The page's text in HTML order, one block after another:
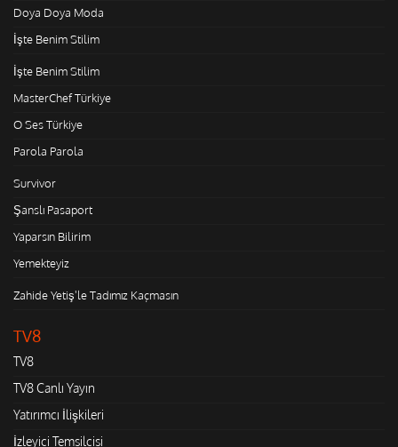
Doya Doya Moda
İşte Benim Stilim
İşte Benim Stilim
MasterChef Türkiye
O Ses Türkiye
Parola Parola
Survivor
Şanslı Pasaport
Yaparsın Bilirim
Yemekteyiz
Zahide Yetiş'le Tadımız Kaçmasın
TV8
TV8
TV8 Canlı Yayın
Yatırımcı İlişkileri
İzleyici Temsilcisi